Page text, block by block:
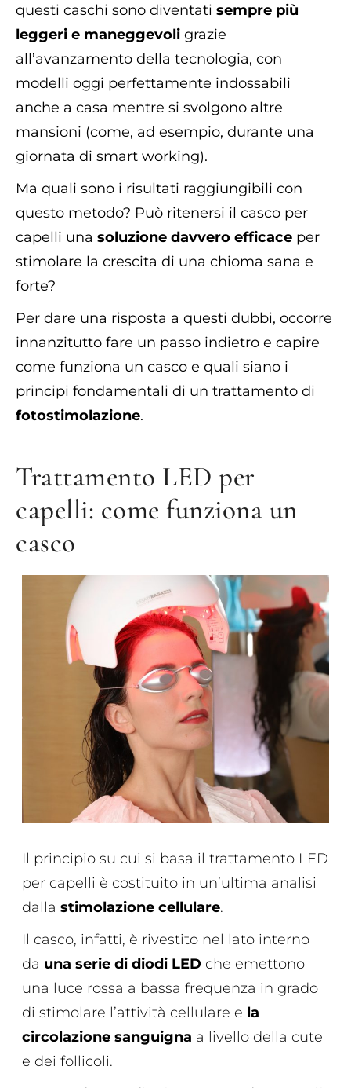
questi caschi sono diventati sempre più
leggeri e maneggevoli grazie
all’avanzamento della tecnologia, con
modelli oggi perfettamente indossabili
anche a casa mentre si svolgono altre
mansioni (come, ad esempio, durante una
giornata di smart working).
Ma quali sono i risultati raggiungibili con
questo metodo? Può ritenersi il casco per
capelli una soluzione davvero efficace per
stimolare la crescita di una chioma sana e
forte?
Per dare una risposta a questi dubbi, occorre
innanzitutto fare un passo indietro e capire
come funziona un casco e quali siano i
principi fondamentali di un trattamento di
fotostimolazione.
Trattamento LED per
capelli: come funziona un
casco
Il principio su cui si basa il trattamento LED
per capelli è costituito in un’ultima analisi
dallastimolazione cellulare.
Il casco, infatti, è rivestito nel lato interno
da una serie di diodi LED che emettono
una luce rossa a bassa frequenza in grado
di stimolare l’attività cellulare e la
circolazione sanguigna a livello della cute
e dei follicoli.